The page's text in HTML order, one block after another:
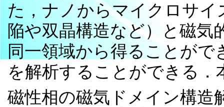
た，ナノからマイクロサイ
陥や双晶構造など）と磁気
同一領域から得ることがで
を解析することができる．
磁性相の磁気ドメイン構造